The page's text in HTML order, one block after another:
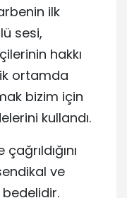
ilk
sesi,
hakkı
ortamda
bizim için
kullandı.
ve